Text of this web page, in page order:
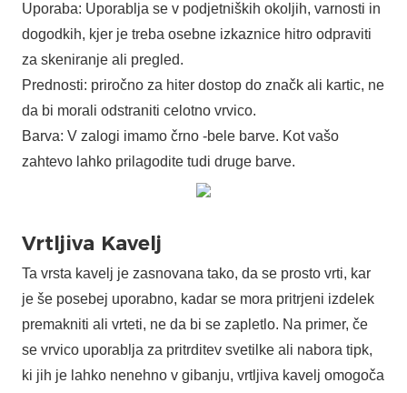
Uporaba: Uporablja se v podjetniških okoljih, varnosti in
dogodkih, kjer je treba osebne izkaznice hitro odpraviti
za skeniranje ali pregled.
Prednosti: priročno za hiter dostop do značk ali kartic, ne
da bi morali odstraniti celotno vrvico.
Barva: V zalogi imamo črno -bele barve. Kot vašo
zahtevo lahko prilagodite tudi druge barve.
Ta vrsta kavelj je zasnovana tako, da se prosto vrti, kar
je še posebej uporabno, kadar se mora pritrjeni izdelek
premakniti ali vrteti, ne da bi se zapletlo. Na primer, če
se vrvico uporablja za pritrditev svetilke ali nabora tipk,
ki jih je lahko nenehno v gibanju, vrtljiva kavelj omogoča